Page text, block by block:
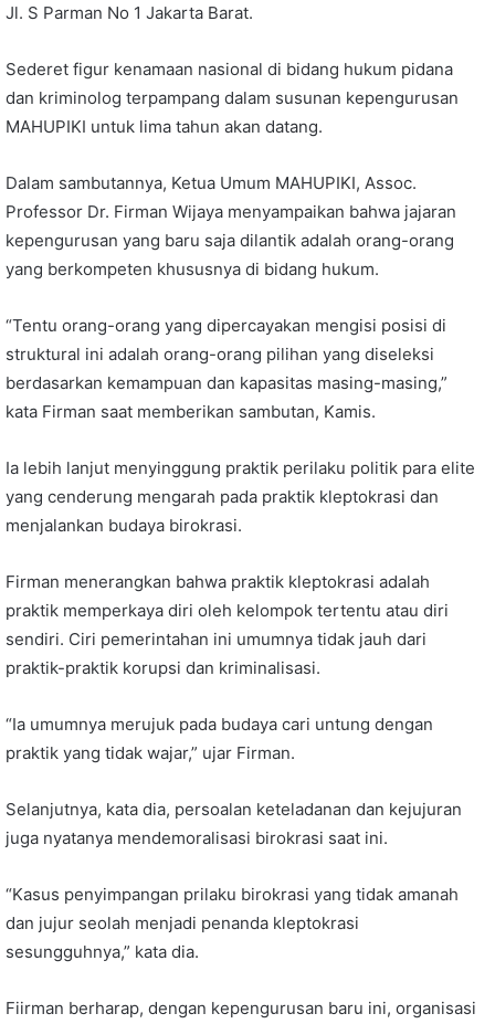
Jl. S Parman No 1 Jakarta Barat.
Sederet figur kenamaan nasional di bidang hukum pidana
dan kriminolog terpampang dalam susunan kepengurusan
MAHUPIKI untuk lima tahun akan datang.
Dalam sambutannya, Ketua Umum MAHUPIKI, Assoc.
Professor Dr. Firman Wijaya menyampaikan bahwa jajaran
kepengurusan yang baru saja dilantik adalah orang-orang
yang berkompeten khususnya di bidang hukum.
“Tentu orang-orang yang dipercayakan mengisi posisi di
struktural ini adalah orang-orang pilihan yang diseleksi
berdasarkan kemampuan dan kapasitas masing-masing,”
kata Firman saat memberikan sambutan, Kamis.
Ia lebih lanjut menyinggung praktik perilaku politik para elite
yang cenderung mengarah pada praktik kleptokrasi dan
menjalankan budaya birokrasi.
Firman menerangkan bahwa praktik kleptokrasi adalah
praktik memperkaya diri oleh kelompok tertentu atau diri
sendiri. Ciri pemerintahan ini umumnya tidak jauh dari
praktik-praktik korupsi dan kriminalisasi.
“Ia umumnya merujuk pada budaya cari untung dengan
praktik yang tidak wajar,” ujar Firman.
Selanjutnya, kata dia, persoalan keteladanan dan kejujuran
juga nyatanya mendemoralisasi birokrasi saat ini.
“Kasus penyimpangan prilaku birokrasi yang tidak amanah
dan jujur seolah menjadi penanda kleptokrasi
sesungguhnya,” kata dia.
Fiirman berharap, dengan kepengurusan baru ini, organisasi